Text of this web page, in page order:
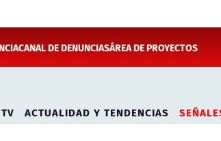
CANAL DE DENUNCIASÁREA DE PROYECTOS
ACTUALIDAD Y TENDENCIAS